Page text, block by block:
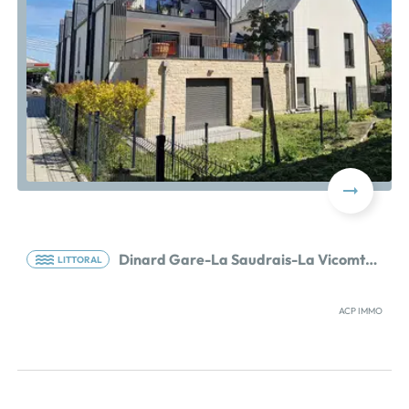
du patrimoine local. Prestations et équipements haut
de gamme : parquet dans les pièces de vie, faïence et
carrelage de qualité dans les pièces d'eau, menuiseries
aluminium, motorisation des volets roulants, espaces
extérieurs privatifs (jardin, terrasse ou balcon),
ardoise naturelle en toiture. Places de stationnement
[…] Voir le programme immobilier neuf >>
LITTORAL Dinard Gare-La Saudrais-La Vicomte 35
ACP IMMO
déjà incluses dans les prix de vente)Située à proximité